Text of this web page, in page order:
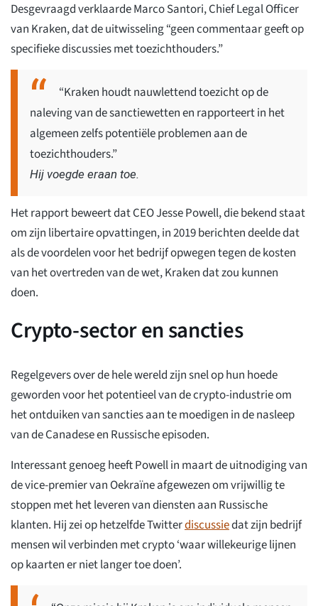
Desgevraagd verklaarde Marco Santori, Chief Legal Officer
van Kraken, dat de uitwisseling “geen commentaar geeft op
specifieke discussies met toezichthouders.”
“Kraken houdt nauwlettend toezicht op de
naleving van de sanctiewetten en rapporteert in het
algemeen zelfs potentiële problemen aan de
toezichthouders.”
Hij voegde eraan toe.
Het rapport beweert dat CEO Jesse Powell, die bekend staat
om zijn libertaire opvattingen, in 2019 berichten deelde dat
als de voordelen voor het bedrijf opwegen tegen de kosten
van het overtreden van de wet, Kraken dat zou kunnen
doen.
Crypto-sector en sancties
Regelgevers over de hele wereld zijn snel op hun hoede
geworden voor het potentieel van de crypto-industrie om
het ontduiken van sancties aan te moedigen in de nasleep
van de Canadese en Russische episoden.
Interessant genoeg heeft Powell in maart de uitnodiging van
de vice-premier van Oekraïne afgewezen om vrijwillig te
stoppen met het leveren van diensten aan Russische
klanten. Hij zei op hetzelfde Twitterdiscussiedat zijn bedrijf
mensen wil verbinden met crypto ‘waar willekeurige lijnen
op kaarten er niet langer toe doen’.